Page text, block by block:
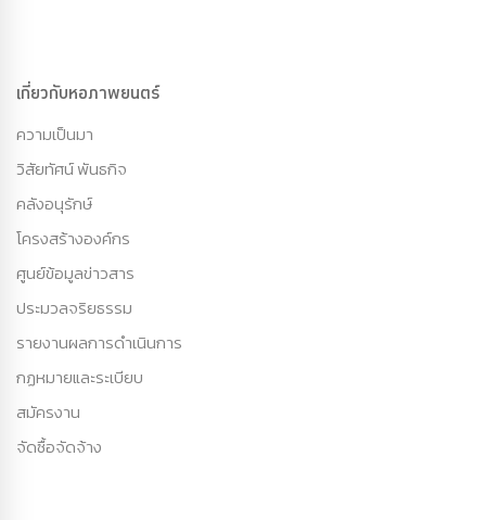
เกี่ยวกับหอภาพยนตร์
ความเป็นมา
วิสัยทัศน์ พันธกิจ
คลังอนุรักษ์
โครงสร้างองค์กร
ศูนย์ข้อมูลข่าวสาร
ประมวลจริยธรรม
รายงานผลการดำเนินการ
กฏหมายและระเบียบ
สมัครงาน
จัดซื้อจัดจ้าง